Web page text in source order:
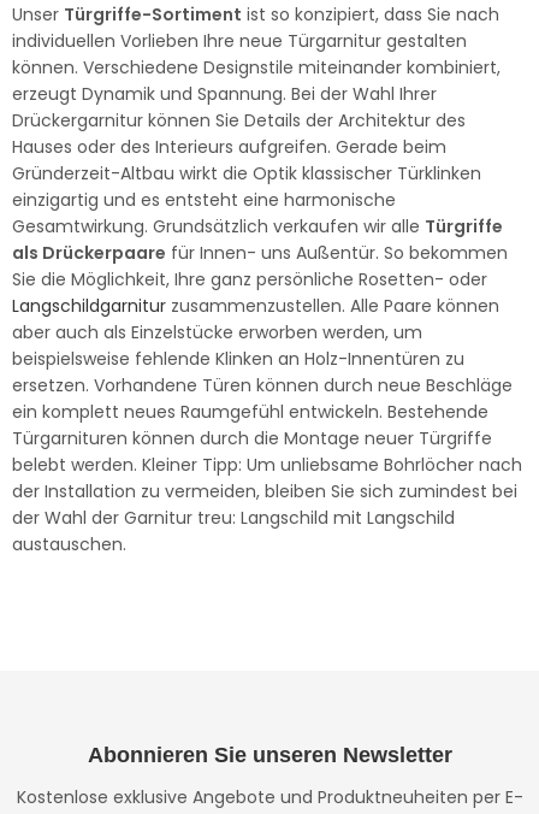
Unser Türgriffe-Sortiment ist so konzipiert, dass Sie nach
individuellen Vorlieben Ihre neue Türgarnitur gestalten
können. Verschiedene Designstile miteinander kombiniert,
erzeugt Dynamik und Spannung. Bei der Wahl Ihrer
Drückergarnitur können Sie Details der Architektur des
Hauses oder des Interieurs aufgreifen. Gerade beim
Gründerzeit-Altbau wirkt die Optik klassischer Türklinken
einzigartig und es entsteht eine harmonische
Gesamtwirkung. Grundsätzlich verkaufen wir alle Türgriffe
als Drückerpaare für Innen- uns Außentür. So bekommen
Sie die Möglichkeit, Ihre ganz persönliche Rosetten- oder
Langschildgarnitur zusammenzustellen. Alle Paare können
aber auch als Einzelstücke erworben werden, um
beispielsweise fehlende Klinken an Holz-Innentüren zu
ersetzen. Vorhandene Türen können durch neue Beschläge
ein komplett neues Raumgefühl entwickeln. Bestehende
Türgarnituren können durch die Montage neuer Türgriffe
belebt werden. Kleiner Tipp: Um unliebsame Bohrlöcher nach
der Installation zu vermeiden, bleiben Sie sich zumindest bei
der Wahl der Garnitur treu: Langschild mit Langschild
austauschen.
Abonnieren Sie unseren Newsletter
Kostenlose exklusive Angebote und Produktneuheiten per E-